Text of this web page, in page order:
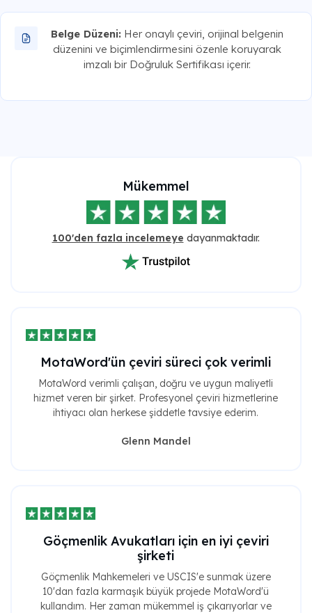
Belge Düzeni: Her onaylı çeviri, orijinal belgenin
düzenini ve biçimlendirmesini özenle koruyarak
imzalı bir Doğruluk Sertifikası içerir.
Mükemmel
100'den fazla incelemeye dayanmaktadır.
MotaWord'ün çeviri süreci çok verimli
MotaWord verimli çalışan, doğru ve uygun maliyetli
hizmet veren bir şirket. Profesyonel çeviri hizmetlerine
ihtiyacı olan herkese şiddetle tavsiye ederim.
Glenn Mandel
Göçmenlik Avukatları için en iyi çeviri
şirketi
Göçmenlik Mahkemeleri ve USCIS'e sunmak üzere
10'dan fazla karmaşık büyük projede MotaWord'ü
kullandım. Her zaman mükemmel iş çıkarıyorlar ve